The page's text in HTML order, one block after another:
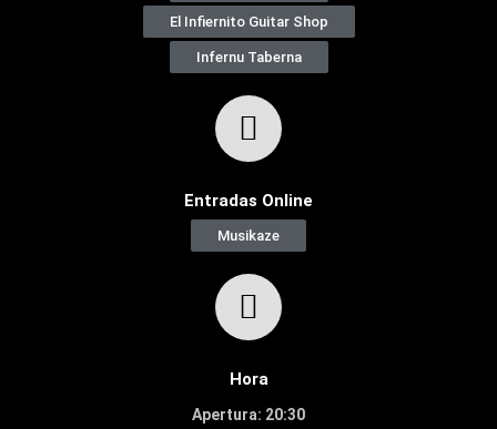
El Infiernito Guitar Shop
Infernu Taberna
Entradas Online
Musikaze
Hora
Apertura: 20:30